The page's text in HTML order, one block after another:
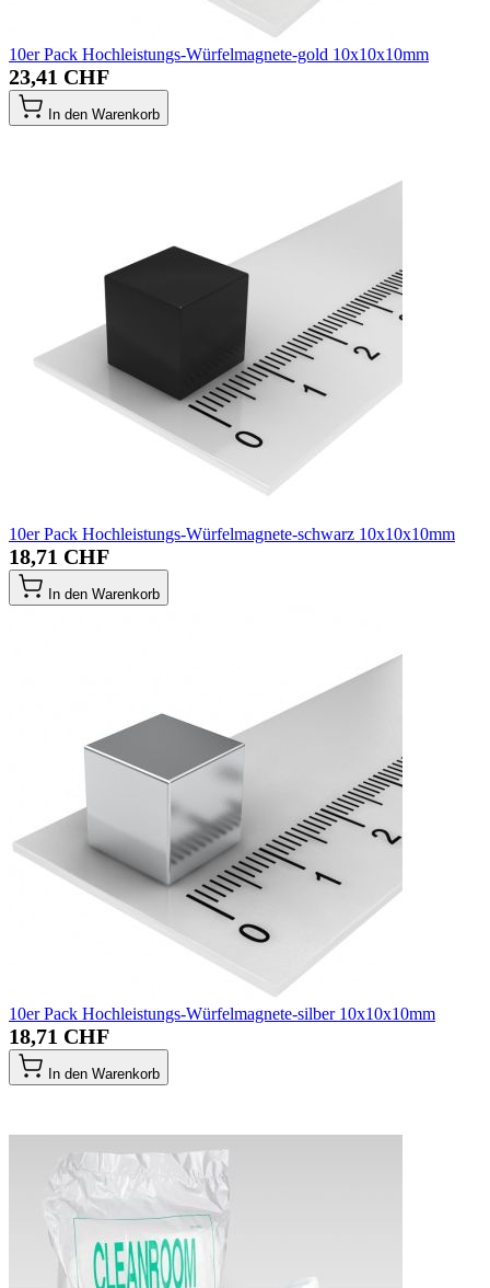
10er Pack Hochleistungs-Würfelmagnete-gold 10x10x10mm
23,41 CHF
In den Warenkorb
10er Pack Hochleistungs-Würfelmagnete-schwarz 10x10x10mm
18,71 CHF
In den Warenkorb
10er Pack Hochleistungs-Würfelmagnete-silber 10x10x10mm
18,71 CHF
In den Warenkorb